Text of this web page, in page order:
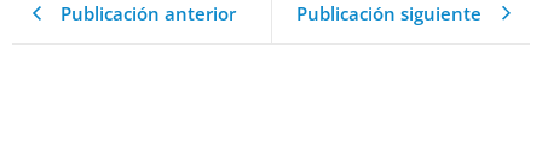
Publicación anterior Publicación siguiente